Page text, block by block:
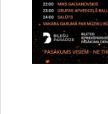
Vai šī